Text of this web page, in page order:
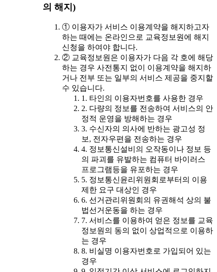
의 해지)
① 이용자가 서비스 이용계약을 해지하고자
하는 때에는 온라인으로 교육정보원에 해지
신청을 하여야 합니다.
② 교육정보원은 이용자가 다음 각 호에 해당
하는 경우 사전통지 없이 이용계약을 해지하
거나 전부 또는 일부의 서비스 제공을 중지할
수 있습니다.
1. 타인의 이용자번호를 사용한 경우
2. 다량의 정보를 전송하여 서비스의 안
정적 운영을 방해하는 경우
3. 수신자의 의사에 반하는 광고성 정
보, 전자우편을 전송하는 경우
4. 정보통신설비의 오작동이나 정보 등
의 파괴를 유발하는 컴퓨터 바이러스
프로그램등을 유포하는 경우
5. 정보통신윤리위원회로부터의 이용
제한 요구 대상인 경우
6. 선거관리위원회의 유권해석 상의 불
법선거운동을 하는 경우
7. 서비스를 이용하여 얻은 정보를 교육
정보원의 동의 없이 상업적으로 이용하
는 경우
8. 비실명 이용자번호로 가입되어 있는
경우